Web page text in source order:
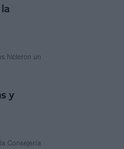
hicieron un
y
Consejería